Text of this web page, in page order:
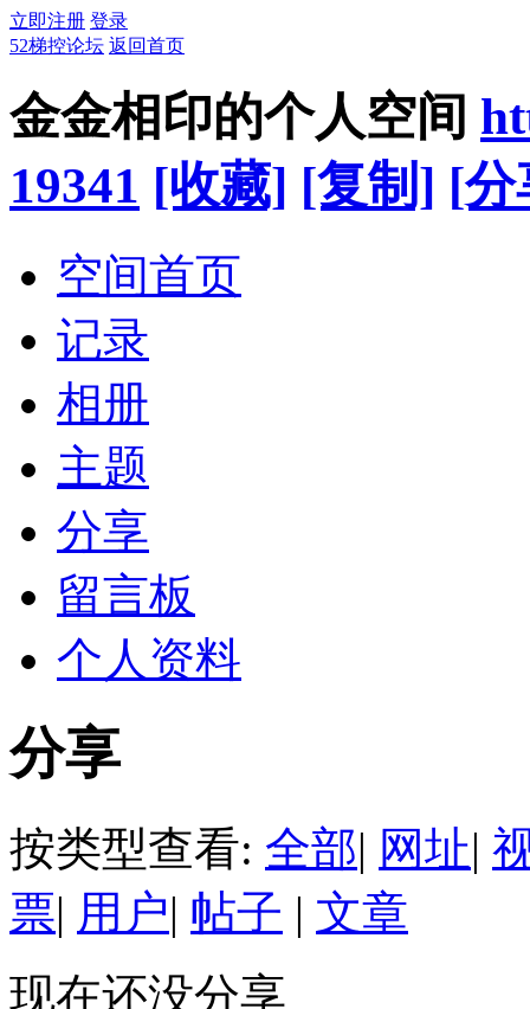
立即注册 登录
52梯控论坛 返回首页
金金相印的个人空间
19341 [收藏] [复制] [分
空间首页
记录
相册
主题
分享
留言板
个人资料
分享
按类型查看: 全部| 网址|
票| 用户| 帖子 | 文章
现在还没分享